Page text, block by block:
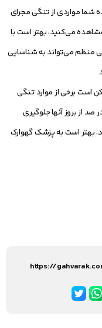
شما مواردی از تنگی مجرای
می‌کنید، بهتر است با
منظم می‌تواند به شناسایی
است برخی از موارد تنگی
صد از بروز آنها جلوگیری
بهتر است به پزشک گهوارک
https://